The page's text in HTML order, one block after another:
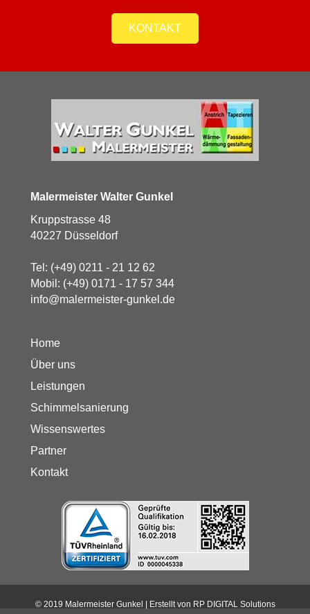
KONTAKT
Malermeister Walter Gunkel
Kruppstrasse 48
40227 Düsseldorf
Tel: (+49) 0211 - 21 12 62
Mobil: (+49) 0171 - 17 57 344
info@malermeister-gunkel.de
Home
Über uns
Leistungen
Schimmelsanierung
Wissenswertes
Partner
Kontakt
© 2019 Malermeister Gunkel | Erstellt von RP DIGITAL Solutions